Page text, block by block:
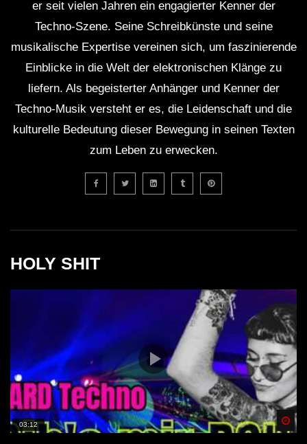
er seit vielen Jahren ein engagierter Kenner der
Techno-Szene. Seine Schreibkünste und seine
musikalische Expertise vereinen sich, um faszinierende
Einblicke in die Welt der elektronischen Klänge zu
liefern. Als begeisterter Anhänger und Kenner der
Techno-Musik versteht er es, die Leidenschaft und die
kulturelle Bedeutung dieser Bewegung in seinen Texten
zum Leben zu erwecken.
HOLY SHIT
03:12